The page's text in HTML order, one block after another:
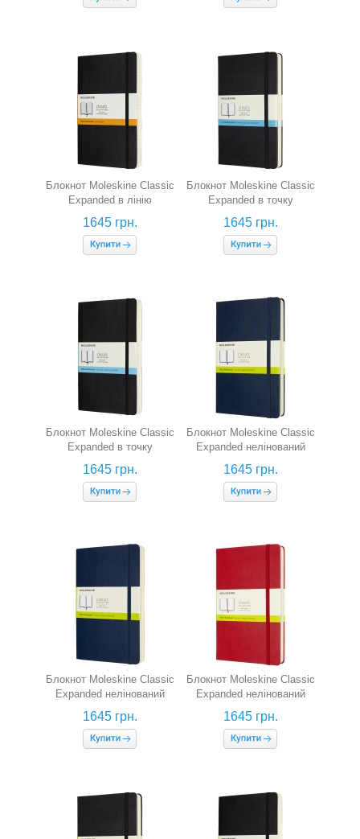
Блокнот Moleskine Classic
Expanded в лінію
(середній, чорний, гнучка
обкладинка)
1645 грн.
Блокнот Moleskine Classic
Expanded в точку
(середній, чорний)
1645 грн.
Блокнот Moleskine Classic
Expanded в точку
(середній, чорний, м'яка
обкладинка)
1645 грн.
Блокнот Moleskine Classic
Expanded нелінований
(середній, сапфір)
1645 грн.
Блокнот Moleskine Classic
Expanded нелінований
(середній, сапфір, м'яка
обкладинка)
1645 грн.
Блокнот Moleskine Classic
Expanded нелінований
(середній, червоний)
1645 грн.